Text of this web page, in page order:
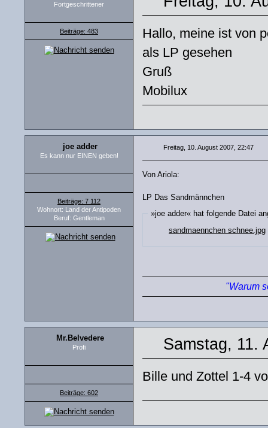
Fortgeschrittener
Beiträge: 483
Hallo, meine ist von
als LP gesehen
Gruß
Mobilux
joe adder
Es kann nur EINEN geben!
Beiträge: 7 112
Wohnort: Land der Antipoden
Beruf: Gentleman
Freitag, 10. August 2007, 22:47
Von Ariola:
LP Das Sandmännchen
»joe adder« hat folgende Datei
sandmaennchen schnee.jpg
"Warum
Mr.Belvedere
Profi
Beiträge: 602
Samstag, 11.
Bille und Zottel 1-4